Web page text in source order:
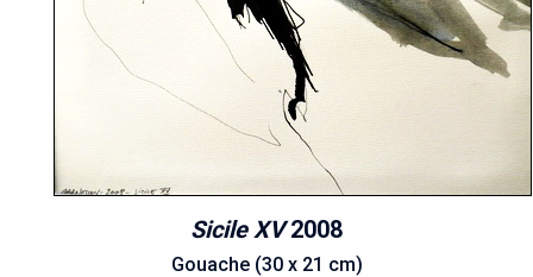
Sicile XV2008
Gouache (30 x 21 cm)